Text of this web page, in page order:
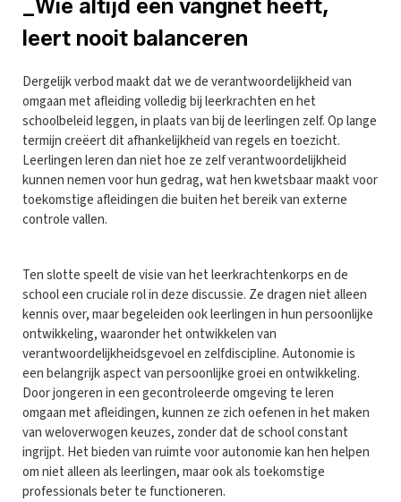
_Wie altijd een vangnet heeft,
leert nooit balanceren
Dergelijk verbod maakt dat we de verantwoordelijkheid van
omgaan met afleiding volledig bij leerkrachten en het
schoolbeleid leggen, in plaats van bij de leerlingen zelf. Op lange
termijn creëert dit afhankelijkheid van regels en toezicht.
Leerlingen leren dan niet hoe ze zelf verantwoordelijkheid
kunnen nemen voor hun gedrag, wat hen kwetsbaar maakt voor
toekomstige afleidingen die buiten het bereik van externe
controle vallen.
Ten slotte speelt de visie van het leerkrachtenkorps en de
school een cruciale rol in deze discussie. Ze dragen niet alleen
kennis over, maar begeleiden ook leerlingen in hun persoonlijke
ontwikkeling, waaronder het ontwikkelen van
verantwoordelijkheidsgevoel en zelfdiscipline. Autonomie is
een belangrijk aspect van persoonlijke groei en ontwikkeling.
Door jongeren in een gecontroleerde omgeving te leren
omgaan met afleidingen, kunnen ze zich oefenen in het maken
van weloverwogen keuzes, zonder dat de school constant
ingrijpt. Het bieden van ruimte voor autonomie kan hen helpen
om niet alleen als leerlingen, maar ook als toekomstige
professionals beter te functioneren.